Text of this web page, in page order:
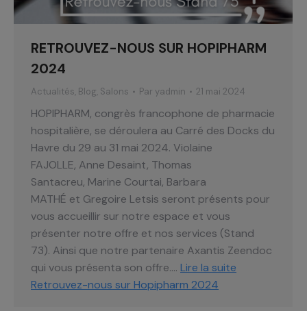
RETROUVEZ-NOUS SUR HOPIPHARM
2024
Actualités, Blog, Salons Par yadmin 21 mai 2024
HOPIPHARM, congrès francophone de pharmacie
hospitalière, se déroulera au Carré des Docks du
Havre du 29 au 31 mai 2024. Violaine
FAJOLLE, Anne Desaint, Thomas
Santacreu, Marine Courtai, Barbara
MATHÉ et Gregoire Letsis seront présents pour
vous accueillir sur notre espace et vous
présenter notre offre et nos services (Stand
73). Ainsi que notre partenaire Axantis Zeendoc
qui vous présenta son offre.… Lire la suite
Retrouvez-nous sur Hopipharm 2024